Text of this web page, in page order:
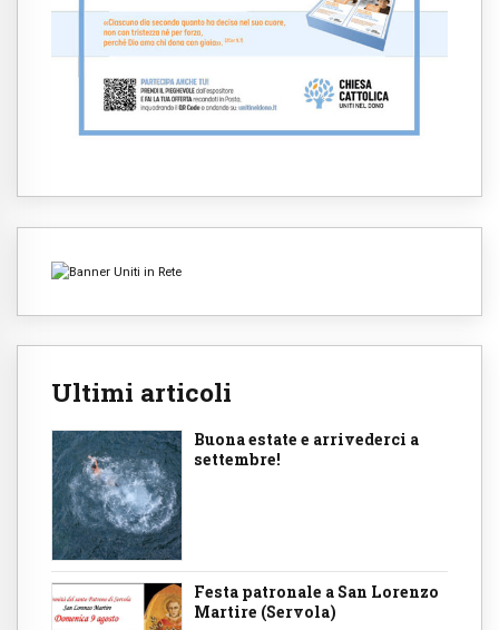
Ultimi articoli
Buona estate e arrivederci a
settembre!
Festa patronale a San Lorenzo
Martire (Servola)